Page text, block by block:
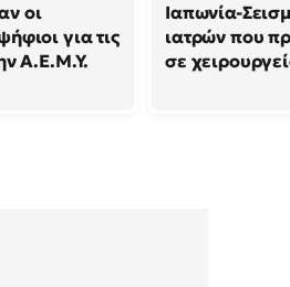
οι
για τις
Α.Ε.Μ.Υ.
Ιαπωνία-
ιατρών που
σε